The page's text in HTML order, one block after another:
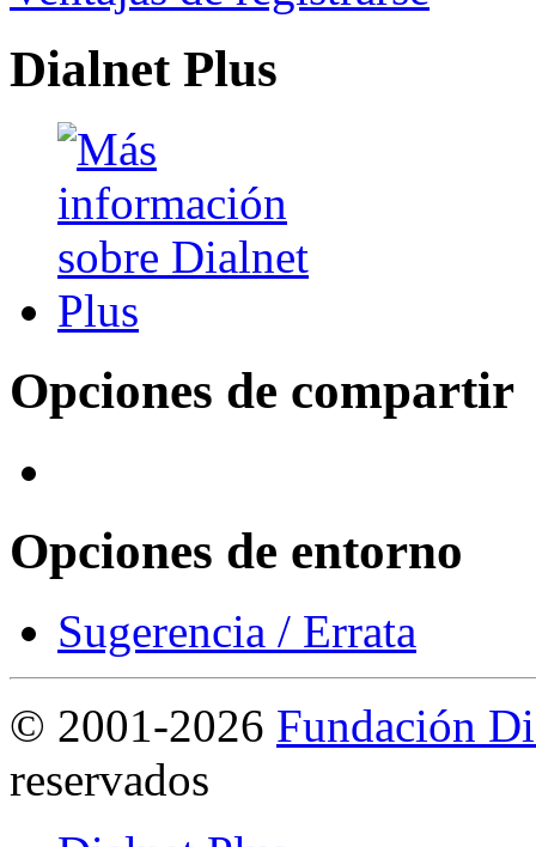
Dialnet Plus
Opciones de compartir
Opciones de entorno
Sugerencia / Errata
© 2001-2026 Fundación
reservados